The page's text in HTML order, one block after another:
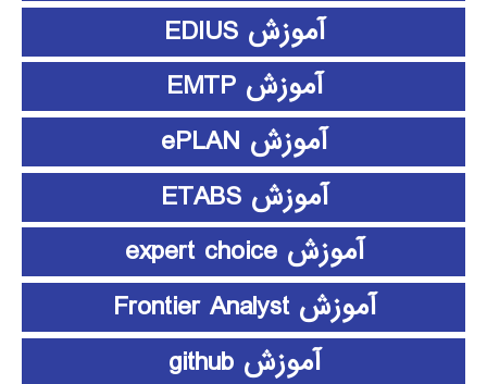
آموزش EDIUS
آموزش EMTP
آموزش ePLAN
آموزش ETABS
آموزش expert choice
آموزش Frontier Analyst
آموزش github